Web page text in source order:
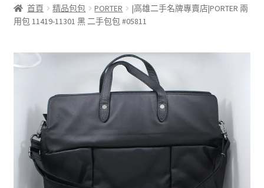
實體門市
收購項目
展
單
首頁 精品包包 PORTER
|高雄二手名牌專賣店|PORTER 兩
用包 11419-11301 黑 二手包包 #05811